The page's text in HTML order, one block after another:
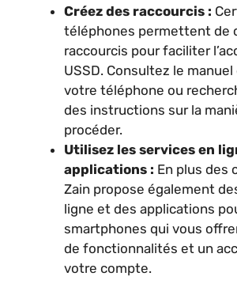
Créez des raccourcis :
téléphones permettent de
raccourcis pour faciliter
USSD. Consultez le
votre téléphone ou
des instructions sur la
procéder.
Utilisez les services en
applications : En plus des
Zain propose également
ligne et des applications
smartphones qui vous
de fonctionnalités et un
votre compte.